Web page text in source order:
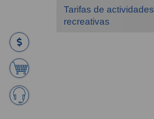
Tarifas de actividades
recreativas